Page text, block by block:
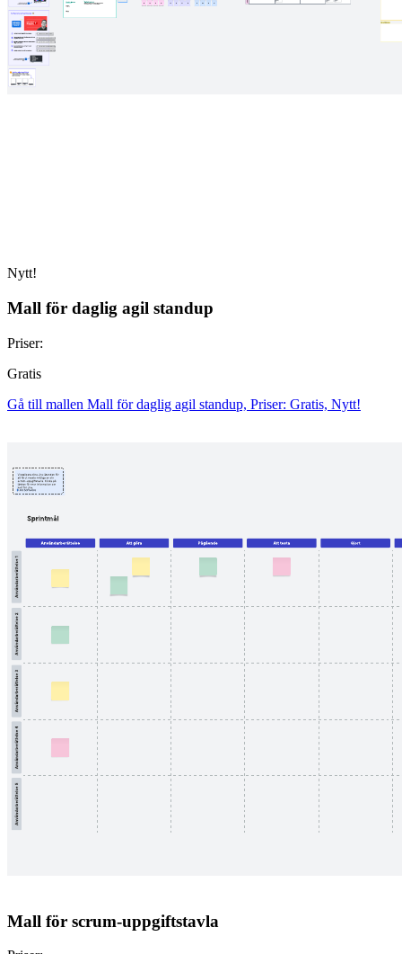
Nytt!
Mall för daglig agil standup
Priser:
Gratis
Gå till mallen Mall för daglig agil standup, Priser: Gratis, Nytt!
Mall för scrum-uppgiftstavla